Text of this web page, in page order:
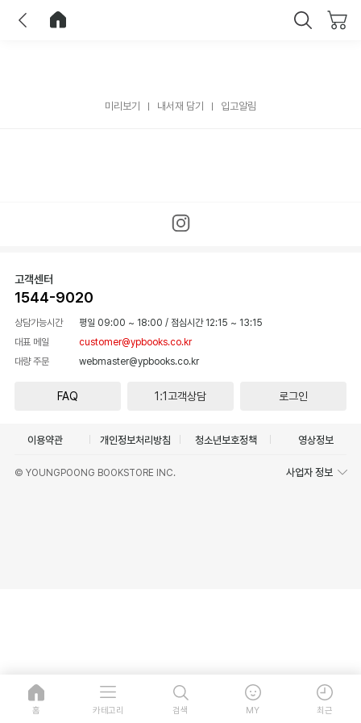
미리보기 내서재 담기 입고알림
고객센터
1544-9020
상담가능시간 평일 09:00 ~ 18:00 / 점심시간 12:15 ~ 13:15
대표 메일
customer@ypbooks.co.kr
대량 주문
webmaster@ypbooks.co.kr
FAQ 1:1고객상담 로그인
이용약관 개인정보처리방침 청소년보호정책 영상정보
© YOUNGPOONG BOOKSTORE INC. 사업자 정보
홈 카테고리 검색 MY 최근